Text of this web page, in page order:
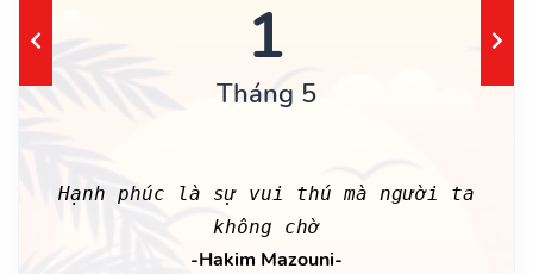
1
Tháng 5
Hạnh phúc là sự vui thú mà người ta
không chờ
-Hakim Mazouni-